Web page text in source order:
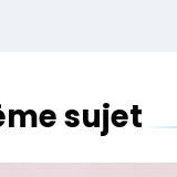
sujet